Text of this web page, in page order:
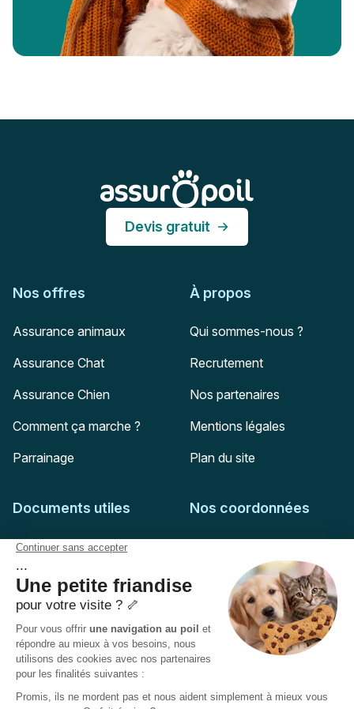
Devis gratuit
Nos offres
Assurance animaux
Assurance Chat
Assurance Chien
Comment ça marche ?
Parrainage
À propos
Qui sommes-nous ?
Recrutement
Nos partenaires
Mentions légales
Plan du site
Documents utiles
Feuille de soins
Conditions générales
Politique de confidentialité
Politique des Cookies
Accessibilité :
Partiellement conforme
Nos coordonnées
51-55 rue Hoche
94767
Ivry-sur-Seine
Pas encore client ?
Mail :
adhesion@assuropoil.com
Tel :
01 77 94 89 02